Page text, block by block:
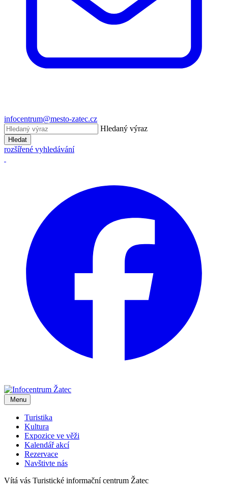
infocentrum@mesto-zatec.cz
Hledaný výraz
Hledat
rozšířené vyhledávání
Menu
Turistika
Kultura
Expozice ve věži
Kalendář akcí
Rezervace
Navštivte nás
Vítá vás Turistické informační centrum Žatec